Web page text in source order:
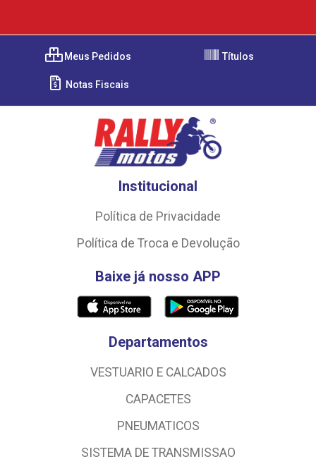
Meus Pedidos Títulos
Notas Fiscais
Institucional
Política de Privacidade
Política de Troca e Devolução
Baixe já nosso APP
Departamentos
VESTUARIO E CALCADOS
CAPACETES
PNEUMATICOS
SISTEMA DE TRANSMISSAO